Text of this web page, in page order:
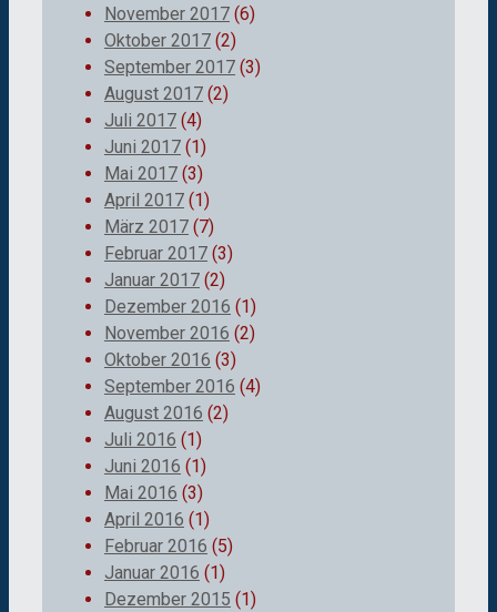
November 2017 (6)
Oktober 2017 (2)
September 2017 (3)
August 2017 (2)
Juli 2017 (4)
Juni 2017 (1)
Mai 2017 (3)
April 2017 (1)
März 2017 (7)
Februar 2017 (3)
Januar 2017 (2)
Dezember 2016 (1)
November 2016 (2)
Oktober 2016 (3)
September 2016 (4)
August 2016 (2)
Juli 2016 (1)
Juni 2016 (1)
Mai 2016 (3)
April 2016 (1)
Februar 2016 (5)
Januar 2016 (1)
Dezember 2015 (1)